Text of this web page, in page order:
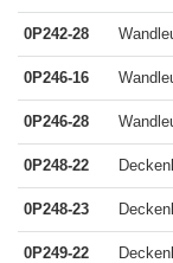
0P242-28
0P246-16
0P246-28
0P248-22
0P248-23
0P249-22